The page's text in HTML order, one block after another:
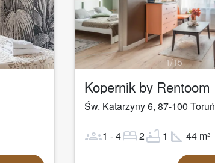
1/15
Kopernik by Rentoom
Św. Katarzyny 6, 87-100 Toruń
groups1 -4bed2bathtub 1 square_foot 44m²